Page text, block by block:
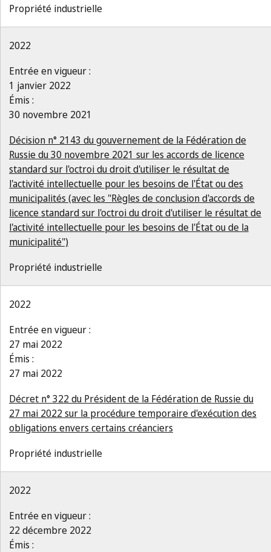
Propriété industrielle
2022
Entrée en vigueur :
1 janvier 2022
Émis :
30 novembre 2021
Décision n° 2143 du gouvernement de la Fédération de
Russie du 30 novembre 2021 sur les accords de licence
standard sur l'octroi du droit d'utiliser le résultat de
l'activité intellectuelle pour les besoins de l'État ou des
municipalités (avec les "Règles de conclusion d'accords de
licence standard sur l'octroi du droit d'utiliser le résultat de
l'activité intellectuelle pour les besoins de l'État ou de la
municipalité")
Propriété industrielle
2022
Entrée en vigueur :
27 mai 2022
Émis :
27 mai 2022
Décret n° 322 du Président de la Fédération de Russie du
27 mai 2022 sur la procédure temporaire d'exécution des
obligations envers certains créanciers
Propriété industrielle
2022
Entrée en vigueur :
22 décembre 2022
Émis :